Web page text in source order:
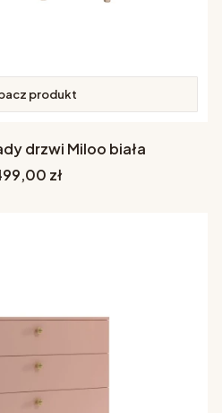
produkt
drzwi Miloo biała
zł